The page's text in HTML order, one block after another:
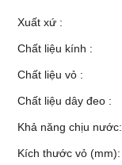
Xuất xứ :
Chất liệu kính :
Chất liệu vỏ :
Chất liệu dây đeo :
Khả năng chịu nước:
Kích thước vỏ (mm):